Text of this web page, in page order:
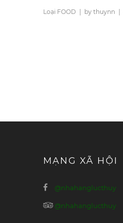
Loại FOOD by thuynn
MẠNG XÃ HỘI
@nhahanglucthuy
@nhahanglucthuy